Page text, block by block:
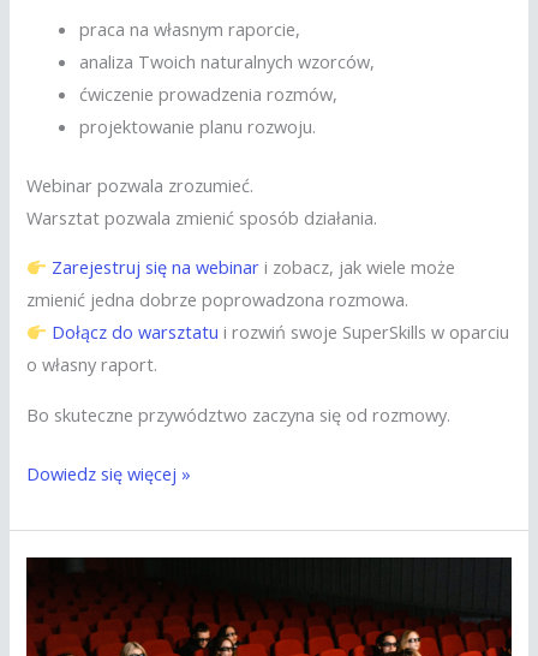
praca na własnym raporcie,
analiza Twoich naturalnych wzorców,
ćwiczenie prowadzenia rozmów,
projektowanie planu rozwoju.
Webinar pozwala zrozumieć.
Warsztat pozwala zmienić sposób działania.
Zarejestruj się na webinar i zobacz, jak wiele może
zmienić jedna dobrze poprowadzona rozmowa.
Dołącz do warsztatu i rozwiń swoje SuperSkills w oparciu
o własny raport.
Bo skuteczne przywództwo zaczyna się od rozmowy.
Dowiedz się więcej »
Czego
kino
uczy